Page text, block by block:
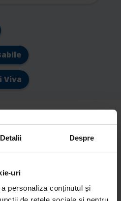
Detalii Despre
uri
personaliza conținutul și
Viva
după
de